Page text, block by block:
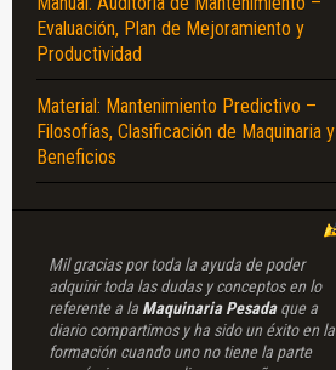
Evaluación, Plan de Mejoramiento y
Productividad
Material: Mantenimiento Predictivo –
Filosofías, Clasificación de Maquinaria y
Beneficios
Mil gracias por toda la ayuda de poder
adquirir toda las dudas y conceptos en lo
referente a la Maquinaria Pesadaque a
diario compartimos y ha sido un éxito en la
formación cuando uno no tiene la parte